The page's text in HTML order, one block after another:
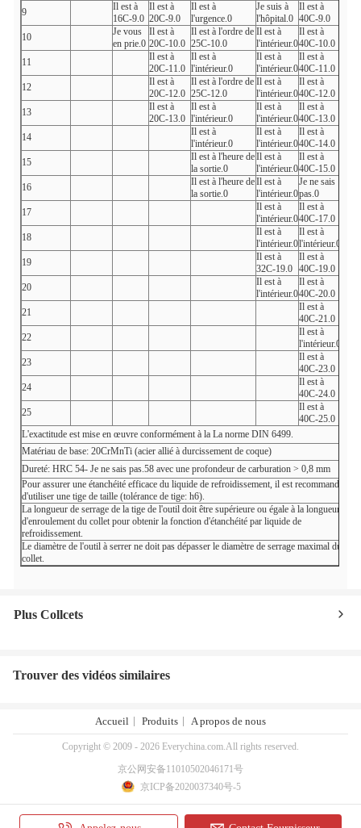
9
Il est à
16C-9.0
Il est à
20C-9.0
Il est à
l'urgence.0
Je suis à
l'hôpital.0
Il est à
40C-9.0
10
Je vous
en prie.0
Il est à
20C-10.0
Il est à l'ordre de
25C-10.0
Il est à
l'intérieur.0
Il est à
40C-10.0
11
Il est à
20C-11.0
Il est à
l'intérieur.0
Il est à
l'intérieur.0
Il est à
40C-11.0
12
Il est à
20C-12.0
Il est à l'ordre de
25C-12.0
Il est à
l'intérieur.0
Il est à
40C-12.0
13
Il est à
20C-13.0
Il est à
l'intérieur.0
Il est à
l'intérieur.0
Il est à
40C-13.0
14
Il est à
l'intérieur.0
Il est à
l'intérieur.0
Il est à
40C-14.0
15
Il est à l'heure de
la sortie.0
Il est à
l'intérieur.0
Il est à
40C-15.0
16
Il est à l'heure de
la sortie.0
Il est à
l'intérieur.0
Je ne sais
pas.0
17
Il est à
l'intérieur.0
Il est à
40C-17.0
18
Il est à
l'intérieur.0
Il est à
l'intérieur.0
19
Il est à
32C-19.0
Il est à
40C-19.0
20
Il est à
l'intérieur.0
Il est à
40C-20.0
21
Il est à
40C-21.0
22
Il est à
l'intérieur.0
23
Il est à
40C-23.0
24
Il est à
40C-24.0
25
Il est à
40C-25.0
L'exactitude est mise en œuvre conformément à la La norme DIN 6499.
Matériau de base: 20CrMnTi (acier allié à durcissement de coque)
Dureté: HRC 54- Je ne sais pas.58 avec une profondeur de carburation > 0,8 mm
Pour assurer une étanchéité efficace du liquide de refroidissement, il est recommandé
d'utiliser une tige de taille (tolérance de tige: h6).
La longueur de serrage de la tige de l'outil doit être supérieure ou égale à la longueur
d'enroulement du collet pour obtenir la fonction d'étanchéité par liquide de
refroidissement.
Le diamètre de l'outil à serrer ne doit pas dépasser le diamètre de serrage maximal du
collet.
Plus Collcets
Trouver des vidéos similaires
Accueil Produits A propos de nous
Copyright © 2009 - 2026 Everychina.com.All rights reserved.
京公网安备11010502046171号
京ICP备2020037340号-5